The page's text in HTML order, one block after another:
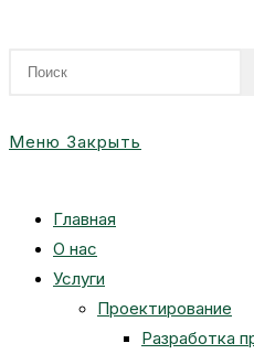
Меню Закрыть
Главная
О нас
Услуги
Проектирование
Разработка